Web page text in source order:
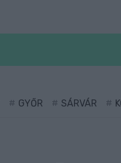
GYŐR SÁRVÁR